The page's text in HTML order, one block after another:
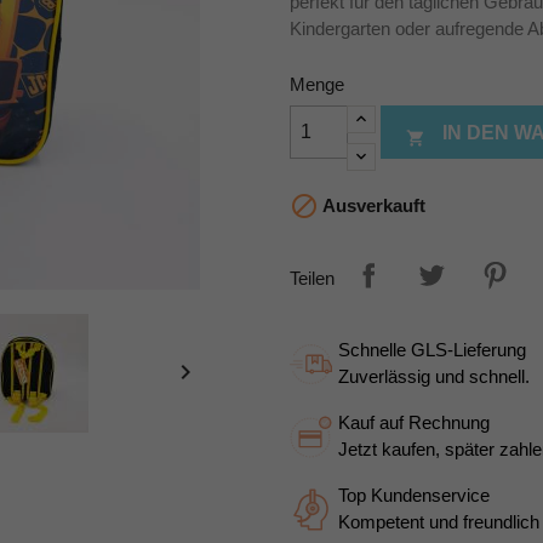

Kindergarten oder aufregende
Menge
 IN DEN
 Ausverkauft
Teilen
Schnelle GLS-Lieferung
Zuverlässig und schnell.
Kauf auf Rechnung
Jetzt kaufen, später
Top Kundenservice
Kompetent und freundlich